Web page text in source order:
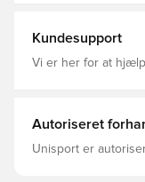
Kundesupport
Vi er her for at
Autoriseret
Unisport er